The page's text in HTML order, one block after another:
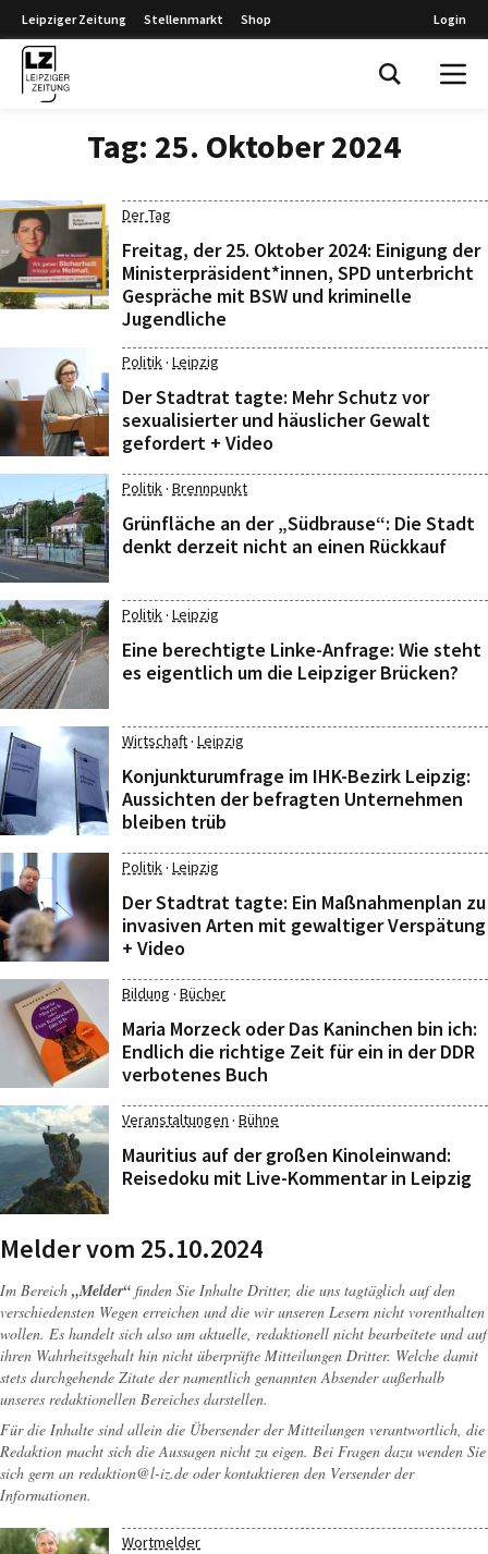
Leipziger Zeitung Stellenmarkt Shop Login
Tag: 25. Oktober 2024
Der Tag
Freitag, der 25. Oktober 2024: Einigung der
Ministerpräsident*innen, SPD unterbricht
Gespräche mit BSW und kriminelle
Jugendliche
Politik· Leipzig
Der Stadtrat tagte: Mehr Schutz vor
sexualisierter und häuslicher Gewalt
gefordert + Video
Politik· Brennpunkt
Grünfläche an der „Südbrause“: Die Stadt
denkt derzeit nicht an einen Rückkauf
Politik· Leipzig
Eine berechtigte Linke-Anfrage: Wie steht
es eigentlich um die Leipziger Brücken?
Wirtschaft· Leipzig
Konjunkturumfrage im IHK-Bezirk Leipzig:
Aussichten der befragten Unternehmen
bleiben trüb
Politik· Leipzig
Der Stadtrat tagte: Ein Maßnahmenplan zu
invasiven Arten mit gewaltiger Verspätung
+ Video
Bildung · Bücher
Maria Morzeck oder Das Kaninchen bin ich:
Endlich die richtige Zeit für ein in der DDR
verbotenes Buch
Veranstaltungen · Bühne
Mauritius auf der großen Kinoleinwand:
Reisedoku mit Live-Kommentar in Leipzig
Melder vom 25.10.2024
Im Bereich „Melder“ finden Sie Inhalte Dritter, die uns tagtäglich auf den
verschiedensten Wegen erreichen und die wir unseren Lesern nicht vorenthalten
wollen. Es handelt sich also um aktuelle, redaktionell nicht bearbeitete und auf
ihren Wahrheitsgehalt hin nicht überprüfte Mitteilungen Dritter. Welche damit
stets durchgehende Zitate der namentlich genannten Absender außerhalb
unseres redaktionellen Bereiches darstellen.
Für die Inhalte sind allein die Übersender der Mitteilungen verantwortlich, die
Redaktion macht sich die Aussagen nicht zu eigen. Bei Fragen dazu wenden Sie
sich gern an redaktion@l-iz.de oder kontaktieren den Versender der
Informationen.
Wortmelder